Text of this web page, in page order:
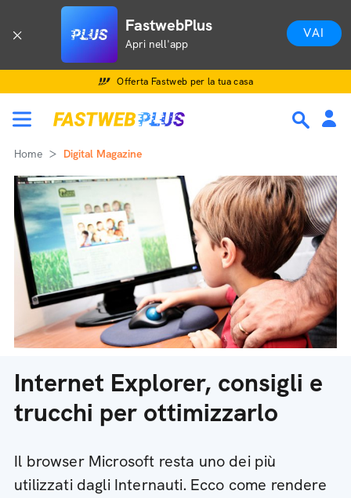
FastwebPlus
Apri nell'app
VAI
Offerta Fastweb per la tua casa
Home Digital Magazine
Internet Explorer, consigli e
trucchi per ottimizzarlo
Il browser Microsoft resta uno dei più
utilizzati dagli Internauti. Ecco come rendere